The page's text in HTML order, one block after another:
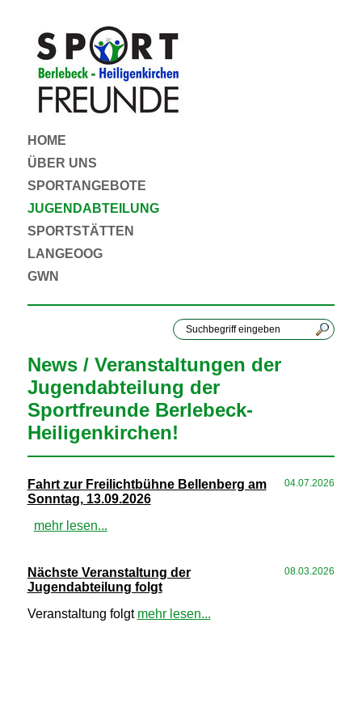
HOME
ÜBER UNS
SPORTANGEBOTE
JUGENDABTEILUNG
SPORTSTÄTTEN
LANGEOOG
GWN
News / Veranstaltungen der
Jugendabteilung der
Sportfreunde Berlebeck-
Heiligenkirchen!
04.07.2026
Fahrt zur Freilichtbühne Bellenberg am
Sonntag, 13.09.2026
mehr lesen...
08.03.2026
Nächste Veranstaltung der
Jugendabteilung folgt
Veranstaltung folgt mehr lesen...